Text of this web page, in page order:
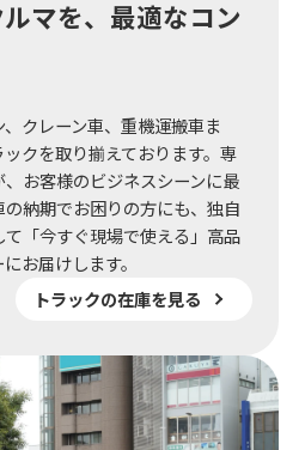
マを、最適なコン
クレーン車、重機運搬車ま
クを取り揃えております。専
お客様のビジネスシーンに最
納期でお困りの方にも、独自
「今すぐ現場で使える」高品
お届けします。
トラックの在庫を見る